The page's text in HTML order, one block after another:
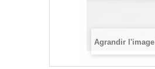
Agrandir l'image